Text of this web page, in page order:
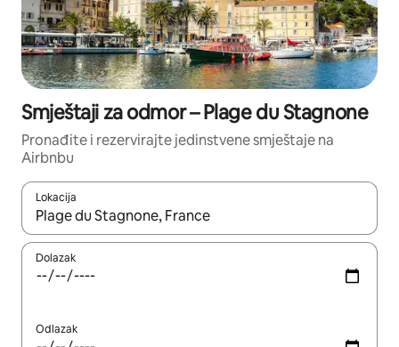
Smještaji za odmor – Plage du Stagnone
Pronađite i rezervirajte jedinstvene smještaje na
Airbnbu
Lokacija
Kada budu dostupni rezultati, moći ćete ih pregledati
Dolazak
Odlazak